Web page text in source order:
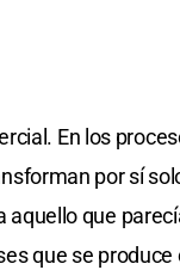
En los
por sí
que
que se